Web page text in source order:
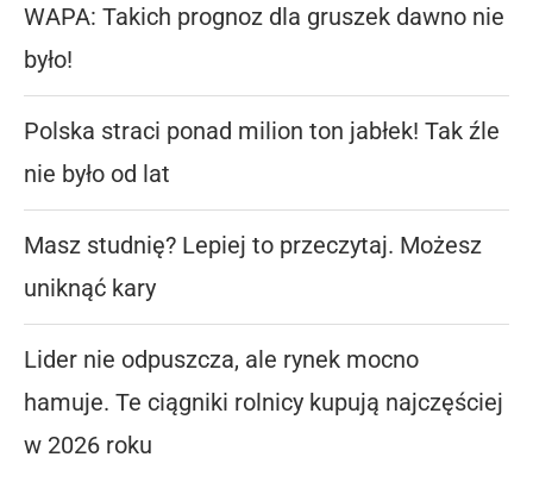
WAPA: Takich prognoz dla gruszek dawno nie
było!
Polska straci ponad milion ton jabłek! Tak źle
nie było od lat
Masz studnię? Lepiej to przeczytaj. Możesz
uniknąć kary
Lider nie odpuszcza, ale rynek mocno
hamuje. Te ciągniki rolnicy kupują najczęściej
w 2026 roku